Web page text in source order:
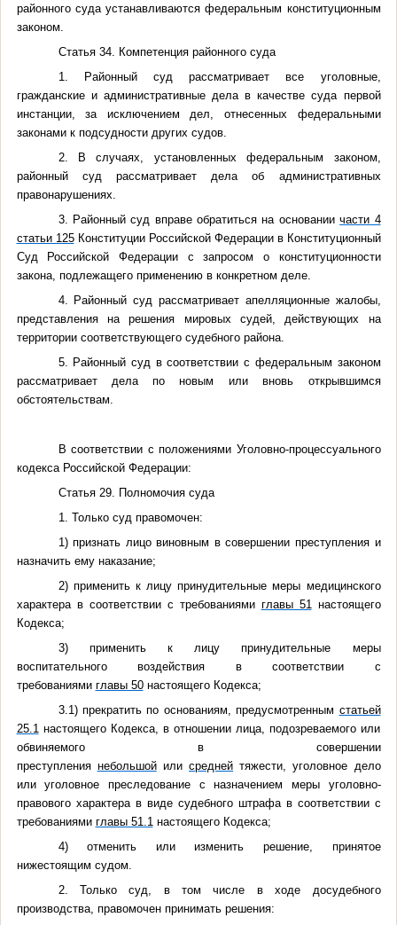
районного суда устанавливаются федеральным конституционным
законом.
Статья 34. Компетенция районного суда
1. Районный суд рассматривает все уголовные,
гражданские и административные дела в качестве суда первой
инстанции, за исключением дел, отнесенных федеральными
законами к подсудности других судов.
2. В случаях, установленных федеральным законом,
районный суд рассматривает дела об административных
правонарушениях.
3. Районный суд вправе обратиться на основаниичасти 4
статьи 125Конституции Российской Федерации в Конституционный
Суд Российской Федерации с запросом о конституционности
закона, подлежащего применению в конкретном деле.
4. Районный суд рассматривает апелляционные жалобы,
представления на решения мировых судей, действующих на
территории соответствующего судебного района.
5. Районный суд в соответствии с федеральным законом
рассматривает дела по новым или вновь открывшимся
обстоятельствам.
В соответствии с положениями Уголовно-процессуального
кодекса Российской Федерации:
Статья 29. Полномочия суда
1. Только суд правомочен:
1) признать лицо виновным в совершении преступления и
назначить ему наказание;
2) применить к лицу принудительные меры медицинского
характера в соответствии с требованиями главы 51 настоящего
Кодекса;
3) применить к лицу принудительные меры
воспитательного воздействия в соответствии с
требованиями главы 50настоящего Кодекса;
3.1) прекратить по основаниям, предусмотренным статьей
25.1 настоящего Кодекса, в отношении лица, подозреваемого или
обвиняемого в совершении
преступления небольшойилисредней тяжести, уголовное дело
или уголовное преследование с назначением меры уголовно-
правового характера в виде судебного штрафа в соответствии с
требованиями главы 51.1 настоящего Кодекса;
4) отменить или изменить решение, принятое
нижестоящим судом.
2. Только суд, в том числе в ходе досудебного
производства, правомочен принимать решения: